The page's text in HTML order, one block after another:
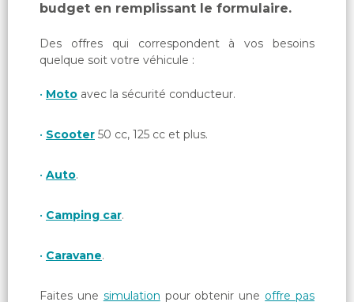
budget en remplissant le formulaire.
Des offres qui correspondent à vos besoins
quelque soit votre véhicule :
Moto avec la sécurité conducteur.
Scooter 50 cc, 125 cc et plus.
Auto.
Camping car.
Caravane.
Faites une simulation pour obtenir une offre pas